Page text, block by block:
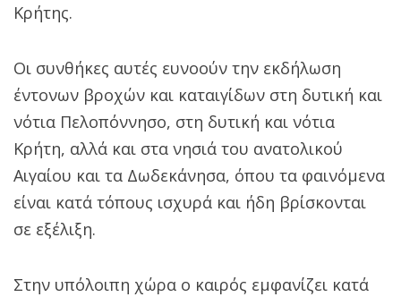
Κρήτης.
Οι συνθήκες αυτές ευνοούν την εκδήλωση
έντονων βροχών και καταιγίδων στη δυτική και
νότια Πελοπόννησο, στη δυτική και νότια
Κρήτη, αλλά και στα νησιά του ανατολικού
Αιγαίου και τα Δωδεκάνησα, όπου τα φαινόμενα
είναι κατά τόπους ισχυρά και ήδη βρίσκονται
σε εξέλιξη.
Στην υπόλοιπη χώρα ο καιρός εμφανίζει κατά